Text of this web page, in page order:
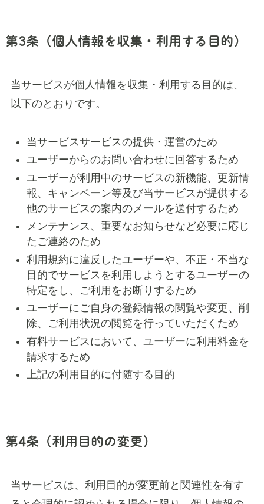
第3条（個人情報を収集・利用する目的）
当サービスが個人情報を収集・利用する目的は、
以下のとおりです。
当サービスサービスの提供・運営のため
ユーザーからのお問い合わせに回答するため
ユーザーが利用中のサービスの新機能、更新情
報、キャンペーン等及び当サービスが提供する
他のサービスの案内のメールを送付するため
メンテナンス、重要なお知らせなど必要に応じ
たご連絡のため
利用規約に違反したユーザーや、不正・不当な
目的でサービスを利用しようとするユーザーの
特定をし、ご利用をお断りするため
ユーザーにご自身の登録情報の閲覧や変更、削
除、ご利用状況の閲覧を行っていただくため
有料サービスにおいて、ユーザーに利用料金を
請求するため
上記の利用目的に付随する目的
第4条（利用目的の変更）
当サービスは、利用目的が変更前と関連性を有す